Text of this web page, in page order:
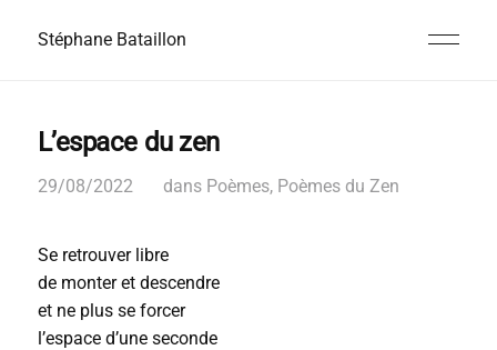
Stéphane Bataillon
L’espace du zen
29/08/2022 dans Poèmes, Poèmes du Zen
Se retrouver libre
de monter et descendre
et ne plus se forcer
l’espace d’une seconde